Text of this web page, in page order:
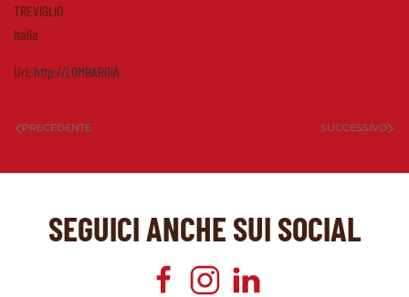
TREVIGLIO
Italia
Url: http://LOMBARDIA
PRECEDENTE SUCCESSIVO
SEGUICI ANCHE SUI SOCIAL